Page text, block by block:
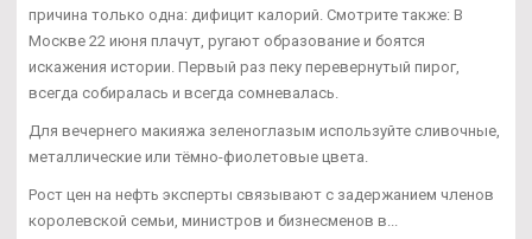
причина только одна: дифицит калорий. Смотрите также: В
Москве 22 июня плачут, ругают образование и боятся
искажения истории. Первый раз пеку перевернутый пирог,
всегда собиралась и всегда сомневалась.
Для вечернего макияжа зеленоглазым используйте сливочные,
металлические или тёмно-фиолетовые цвета.
Рост цен на нефть эксперты связывают с задержанием членов
королевской семьи, министров и бизнесменов в...